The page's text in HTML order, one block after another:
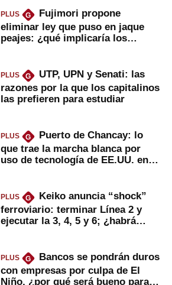
PLUS G
Fujimori propone
eliminar ley que puso en jaque
peajes: ¿qué implicaría los
PLUS G
UTP, UPN y Senati: las
razones por la que los capitalinos
las prefieren para estudiar
PLUS G
Puerto de Chancay: lo
que trae la marcha blanca por
uso de tecnología de EE.UU. en
PLUS G
Keiko anuncia “shock”
ferroviario: terminar Línea 2 y
ejecutar la 3, 4, 5 y 6; ¿habrá
PLUS G
Bancos se pondrán duros
con empresas por culpa de El
Niño, ¿por qué será bueno para